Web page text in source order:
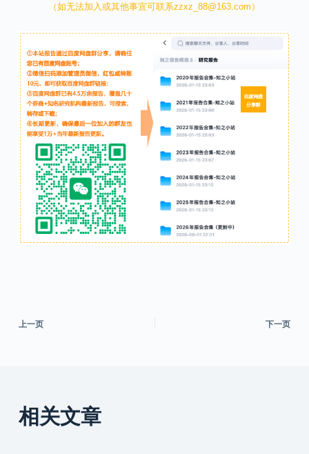
（如无法加入或其他事宜可联系zzxz_88@163.com）
上一页 下一页
相关文章